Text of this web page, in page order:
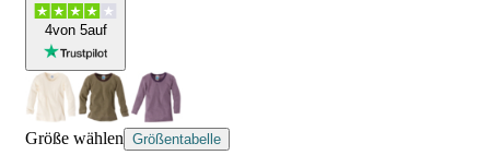
4von 5auf
Größe wählen Größentabelle